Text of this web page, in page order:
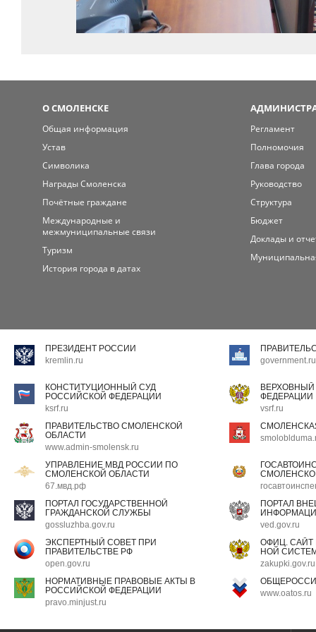
О СМОЛЕНСКЕ
Общая информация
Устав
Символика
Награды Смоленска
Почётные граждане
Международные и
межмуниципальные связи
Туризм
История города в датах
Регламент
Полномочия
Глава города
Руководство
Структура
Бюджет
Доклады и
ПРЕЗИДЕНТ РОССИИ
kremlin.ru
government.ru
КОНСТИТУЦИОННЫЙ СУД
РОССИЙСКОЙ ФЕДЕРАЦИИ
ksrf.ru
ФЕДЕРАЦИИ
vsrf.ru
ПРАВИТЕЛЬСТВО СМОЛЕНСКОЙ
ОБЛАСТИ
www.admin-smolensk.ru
УПРАВЛЕНИЕ МВД РОССИИ ПО
СМОЛЕНСКОЙ ОБЛАСТИ
67.мвд.рф
ПОРТАЛ ГОСУДАРСТВЕННОЙ
ГРАЖДАНСКОЙ СЛУЖБЫ
gossluzhba.gov.ru
ПОРТАЛ
ved.gov.ru
ЭКСПЕРТНЫЙ СОВЕТ ПРИ
ПРАВИТЕЛЬСТВЕ РФ
open.gov.ru
ОФИЦ.
НОЙ
zakupki.gov.ru
НОРМАТИВНЫЕ ПРАВОВЫЕ АКТЫ В
РОССИЙСКОЙ ФЕДЕРАЦИИ
pravo.minjust.ru
www.oatos.ru